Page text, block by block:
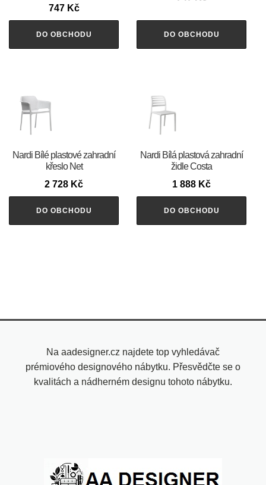
747 Kč
DO OBCHODU DO OBCHODU
Nardi Bílé plastové zahradní
křeslo Net
2 728 Kč
DO OBCHODU
Nardi Bílá plastová zahradní
židle Costa
1 888 Kč
DO OBCHODU
Na aadesigner.cz najdete top vyhledávač
prémiového designového nábytku. Přesvědčte se o
kvalitách a nádherném designu tohoto nábytku.